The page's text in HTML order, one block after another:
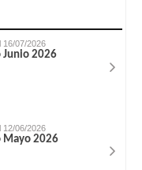
16/07/2026
Junio 2026
12/06/2026
Mayo 2026